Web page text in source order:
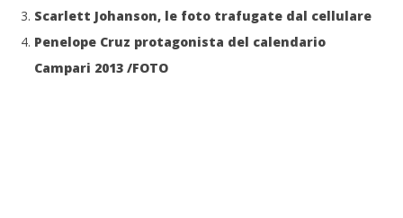
Scarlett Johanson, le foto trafugate dal cellulare
Penelope Cruz protagonista del calendario
Campari 2013 /FOTO